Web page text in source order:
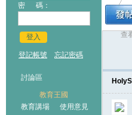
密 碼：
登入
登記帳號 忘記密碼
討論區
教育王國
教育講場
使用意見
查